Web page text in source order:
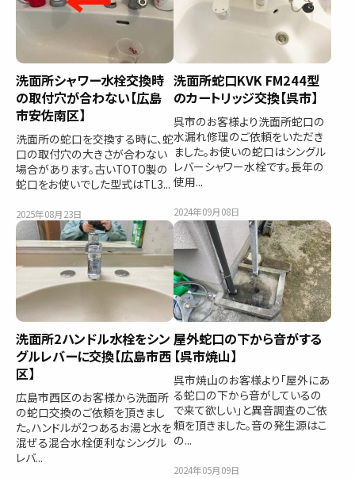
洗面所シャワー水栓交換時
の取付穴が合わない【広島
市安佐南区】
洗面所の蛇口を交換する時に、蛇
口の取付穴の大きさが合わない
場合があります。古いTOTO製の
蛇口をお使いでした型式はTL3...
2025年08月23日
洗面所蛇口KVK FM244型
のカートリッジ交換【呉市】
呉市のお客様より洗面所蛇口の
水漏れ修理のご依頼をいただき
ました。お使いの蛇口はシングル
レバーシャワー水栓です。長年の
使用...
2024年09月08日
洗面所2ハンドル水栓をシン
グルレバーに交換【広島市西
区】
広島市西区のお客様から洗面所
の蛇口交換のご依頼を頂きまし
た。ハンドルが2つあるお湯と水を
混ぜる混合水栓便利なシングル
レバ...
屋外蛇口の下から音がする
【呉市焼山】
呉市焼山のお客様より「屋外にあ
る蛇口の下から音がしているの
で来て欲しい」と異音調査のご依
頼を頂きました。音の発生源はこ
の...
2024年05月09日